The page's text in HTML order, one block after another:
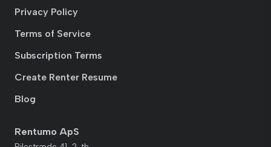
Privacy Policy
Terms of Service
Subscription Terms
Create Renter Resume
Blog
Rentumo ApS